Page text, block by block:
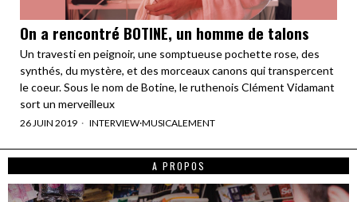
On a rencontré BOTINE, un homme de talons
Un travesti en peignoir, une somptueuse pochette rose, des
synthés, du mystère, et des morceaux canons qui transpercent
le coeur. Sous le nom de Botine, le ruthenois Clément Vidamant
sort un merveilleux
26 JUIN 2019 INTERVIEW·MUSICALEMENT
A PROPOS